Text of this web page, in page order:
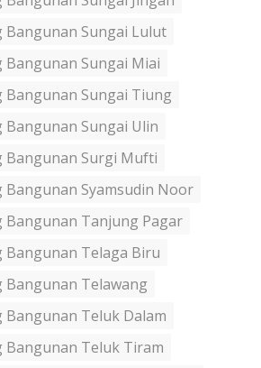
Bangunan Sungai Lulut
Bangunan Sungai Miai
Bangunan Sungai Tiung
Bangunan Sungai Ulin
Bangunan Surgi Mufti
Bangunan Syamsudin Noor
Bangunan Tanjung Pagar
Bangunan Telaga Biru
Bangunan Telawang
Bangunan Teluk Dalam
Bangunan Teluk Tiram